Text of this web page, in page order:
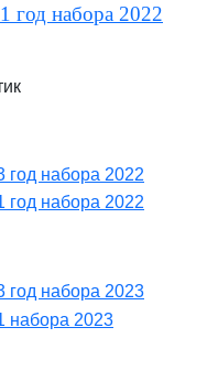
набора 2022
набора 2022
набора 2022
набора 2023
2023